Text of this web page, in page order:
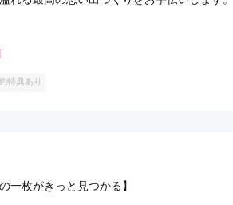
特典あり
一枚がきっと見つかる】